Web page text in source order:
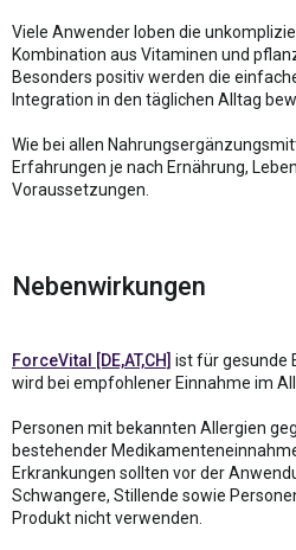
Viele Anwender loben die
Kombination aus Vitaminen und
Besonders positiv werden die
Integration in den täglichen Alltag
Wie bei allen
Erfahrungen je nach Ernährung,
Voraussetzungen.
Nebenwirkungen
ForceVital [DE,AT,CH] ist für gesunde
wird bei empfohlener Einnahme im
Personen mit bekannten Allergien
bestehender
Erkrankungen sollten vor der
Schwangere, Stillende sowie
Produkt nicht verwenden.